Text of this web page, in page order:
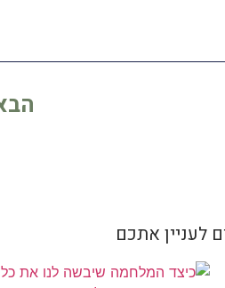
לעניין אתכם